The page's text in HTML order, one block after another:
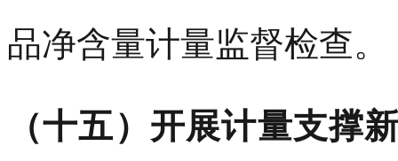
品净含量计量监督检查。
（十五）开展计量支撑